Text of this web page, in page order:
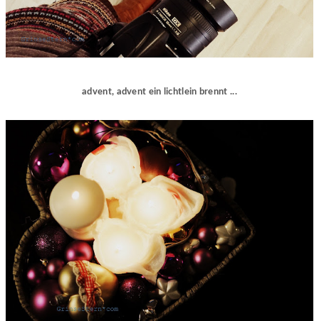
advent, advent ein lichtlein brennt ...